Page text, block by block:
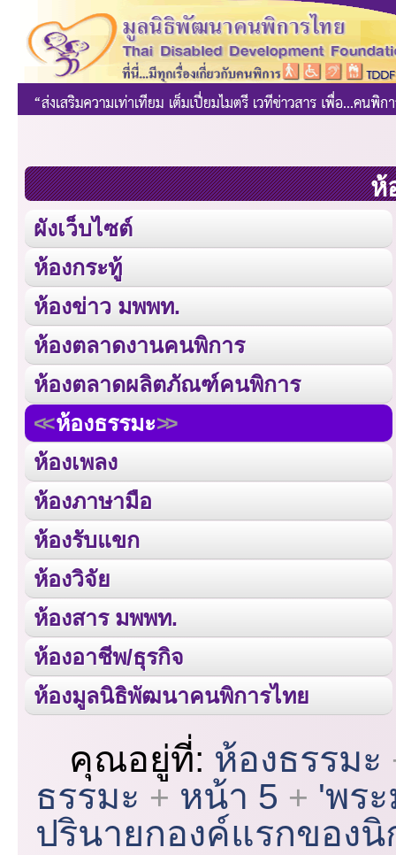
ห้
ผังเว็บไซต์
ห้องกระทู้
ห้องข่าว มพพท.
ห้องตลาดงานคนพิการ
ห้องตลาดผลิตภัณฑ์คนพิการ
ห้องธรรมะ
ห้องเพลง
ห้องภาษามือ
ห้องรับแขก
ห้องวิจัย
ห้องสาร มพพท.
ห้องอาชีพ/ธุรกิจ
ห้องมูลนิธิพัฒนาคนพิการไทย
คุณอยู่ที่: ห้องธรรมะ
ธรรมะ
หน้า 5
'พร
ปรินายกองค์แรกของนิ